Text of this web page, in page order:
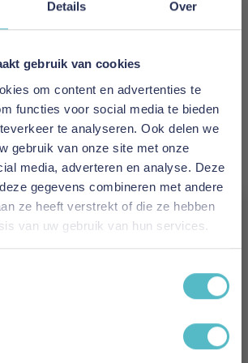
Details Over
gebruik van cookies
om content en advertenties te
functies voor social media te bieden
te analyseren. Ook delen we
gebruik van onze site met onze
media, adverteren en analyse. Deze
gegevens combineren met andere
ze heeft verstrekt of die ze hebben
van uw gebruik van hun services.